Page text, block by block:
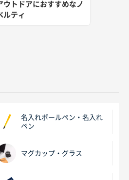
ウトドアにおすすめなノ
ルティ
名入れボールペン・名入れ
ペン
マグカップ・グラス